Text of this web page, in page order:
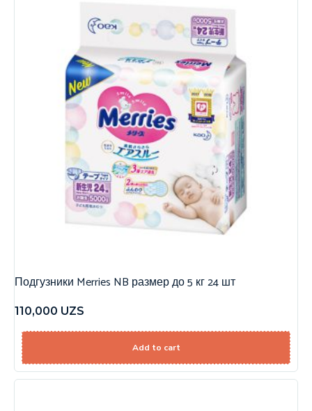
Подгузники Merries NB размер до 5 кг 24 шт
110,000 UZS
Add to cart